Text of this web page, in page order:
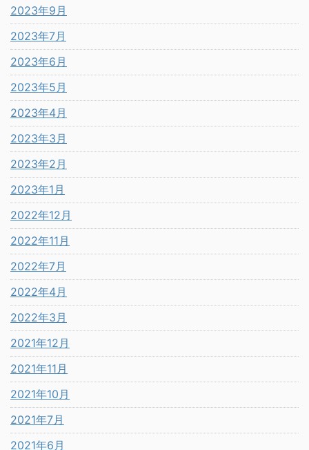
2023年9月
2023年7月
2023年6月
2023年5月
2023年4月
2023年3月
2023年2月
2023年1月
2022年12月
2022年11月
2022年7月
2022年4月
2022年3月
2021年12月
2021年11月
2021年10月
2021年7月
2021年6月